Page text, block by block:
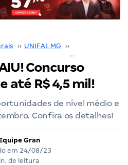
›› UNIFAL MG ››
Concurso
até R$ 4,5 mil!
de nível médio e
Confira os detalhes!
Gran
em 24/08/23
de leitura